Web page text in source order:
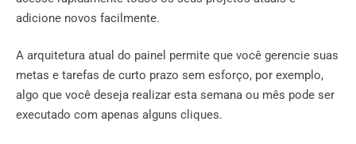
adicione novos facilmente.
A arquitetura atual do painel permite que você gerencie suas
metas e tarefas de curto prazo sem esforço, por exemplo,
algo que você deseja realizar esta semana ou mês pode ser
executado com apenas alguns cliques.